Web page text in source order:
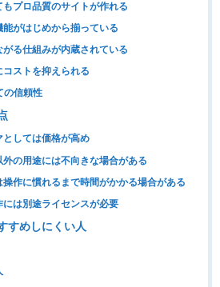
もプロ品質のサイトが作れる
がはじめから揃っている
る仕組みが内蔵されている
ストを抑えられる
の信頼性
としては価格が高め
の用途には不向きな場合がある
作に慣れるまで時間がかかる場合がある
は別途ライセンスが必要
すめしにくい人